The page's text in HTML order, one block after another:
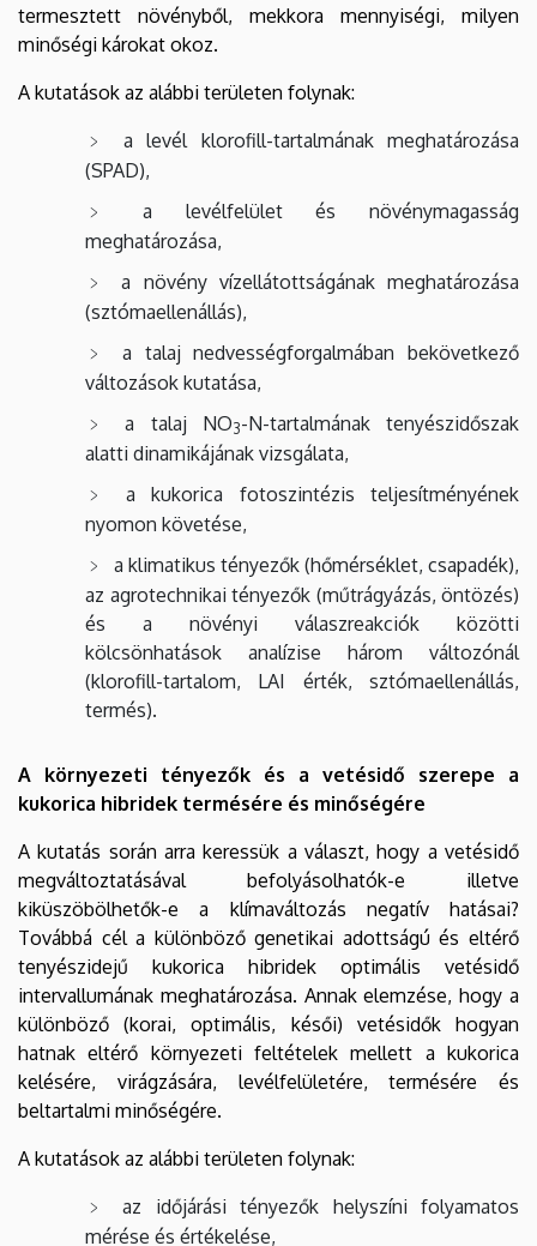
termesztett növényből, mekkora mennyiségi, milyen
minőségi károkat okoz.
A kutatások az alábbi területen folynak:
a levél klorofill-tartalmának meghatározása
(SPAD),
a levélfelület és növénymagasság
meghatározása,
a növény vízellátottságának meghatározása
(sztómaellenállás),
a talaj nedvességforgalmában bekövetkező
változások kutatása,
a talaj NO3-N-tartalmának tenyészidőszak
alatti dinamikájának vizsgálata,
a kukorica fotoszintézis teljesítményének
nyomon követése,
a klimatikus tényezők (hőmérséklet, csapadék),
az agrotechnikai tényezők (műtrágyázás, öntözés)
és a növényi válaszreakciók közötti
kölcsönhatások analízise három változónál
(klorofill-tartalom, LAI érték, sztómaellenállás,
termés).
A környezeti tényezők és a vetésidő szerepe a
kukorica hibridek termésére és minőségére
A kutatás során arra keressük a választ, hogy a vetésidő
megváltoztatásával befolyásolhatók-e illetve
kiküszöbölhetők-e a klímaváltozás negatív hatásai?
Továbbá cél a különböző genetikai adottságú és eltérő
tenyészidejű kukorica hibridek optimális vetésidő
intervallumának meghatározása. Annak elemzése, hogy a
különböző (korai, optimális, késői) vetésidők hogyan
hatnak eltérő környezeti feltételek mellett a kukorica
kelésére, virágzására, levélfelületére, termésére és
beltartalmi minőségére.
A kutatások az alábbi területen folynak:
az időjárási tényezők helyszíni folyamatos
mérése és értékelése,